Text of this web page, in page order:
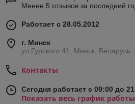
Менее 5 отзывов за последний
Работает с 28.05.2012
г. Минск
ул.Гурского 41, Минск, Беларусь
Контакты
Сегодня работает с 09:00 до
Показать весь график работы